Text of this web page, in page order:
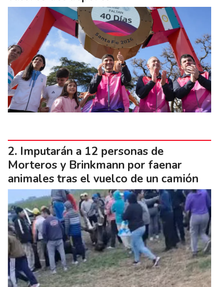
Imputarán a 12 personas de
Morteros y Brinkmann por faenar
animales tras el vuelco de un camión